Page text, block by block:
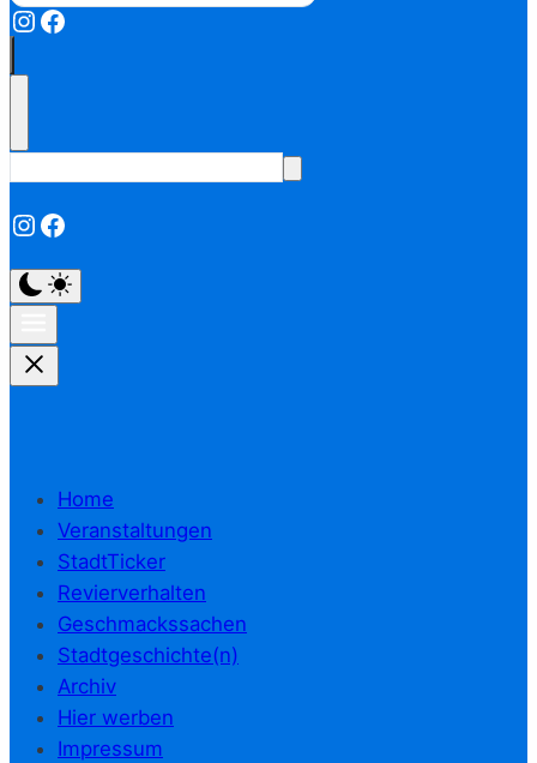
Instagram
Facebook
Instagram
Facebook
Home
Veranstaltungen
StadtTicker
Revierverhalten
Geschmackssachen
Stadtgeschichte(n)
Archiv
Hier werben
Impressum